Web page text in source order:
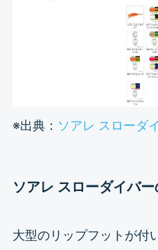
※出典： ソアレ スローダ
ソアレ スローダイバ
大型のリップフットが付